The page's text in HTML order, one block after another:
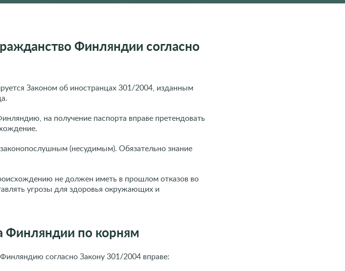
Финляндии согласно
Законом об иностранцах 301/2004, изданным
на получение паспорта вправе претендовать
(несудимым). Обязательно знание
не должен иметь в прошлом отказов во
угрозы для здоровья окружающих и
Финляндии по корням
согласно Закону 301/2004 вправе: